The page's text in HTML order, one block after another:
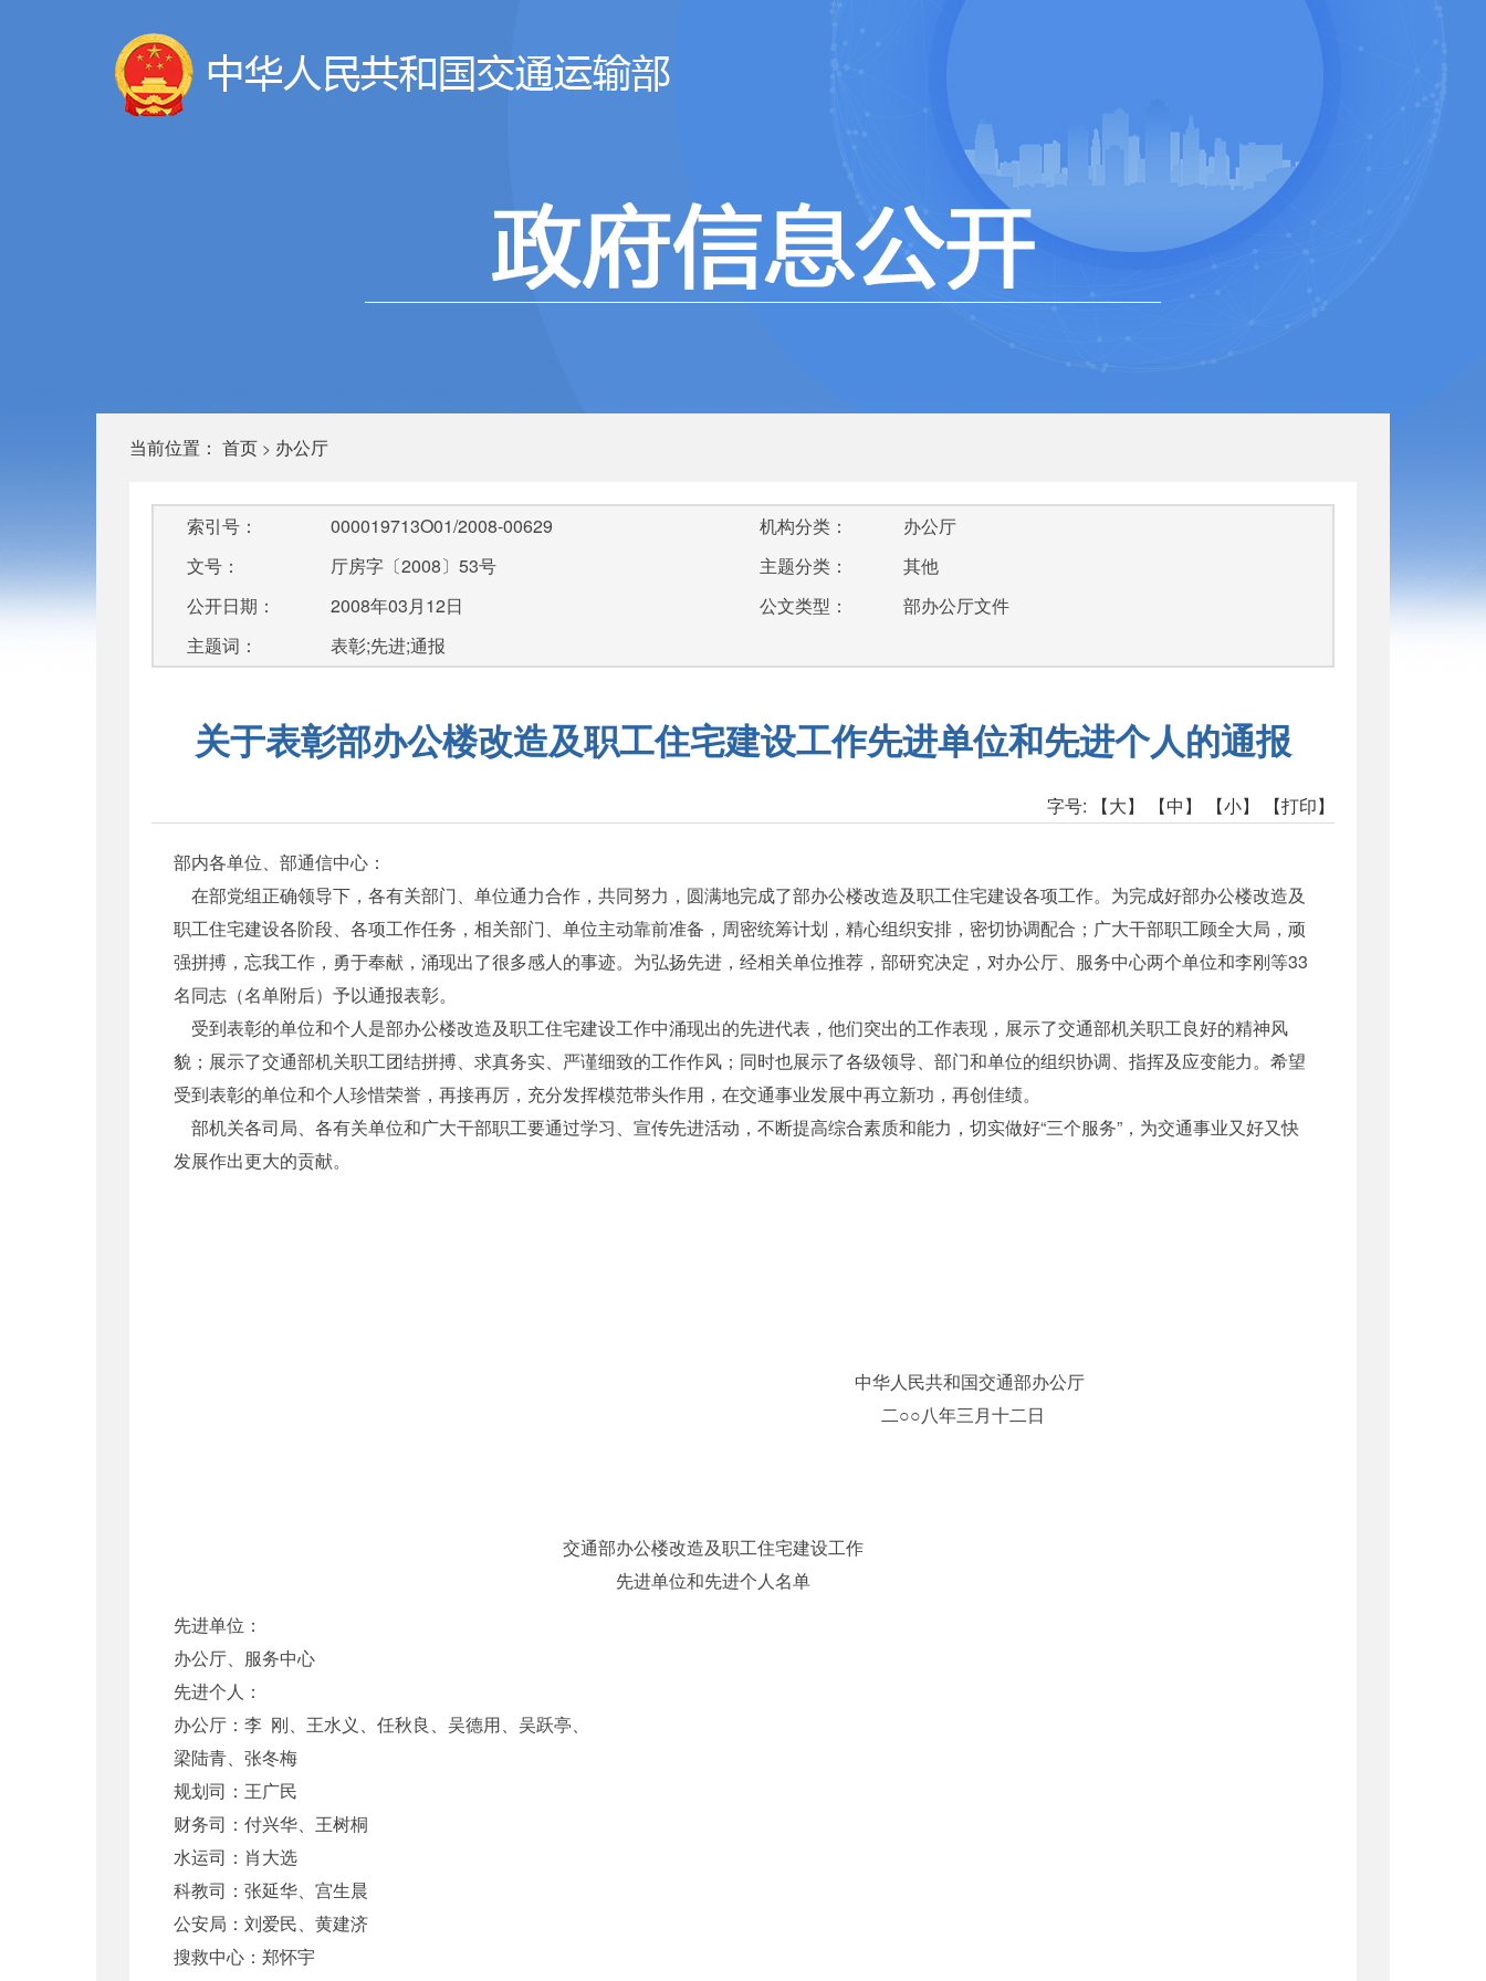
当前位置： 首页 > 办公厅
索引号：
000019713O01/2008-00629
文号：
厅房字〔2008〕53号
公开日期：
2008年03月12日
主题词：
表彰;先进;通报
机构分类：
办公厅
主题分类：
其他
公文类型：
部办公厅文件
关于表彰部办公楼改造及职工住宅建设工作先进单位和先进个人的通报
字号: 【大】 【中】 【小】 【打印】
部内各单位、部通信中心：
在部党组正确领导下，各有关部门、单位通力合作，共同努力，圆满地完成了部办公楼改造及职工住宅建设各项工作。为完成好部办公楼改造及
职工住宅建设各阶段、各项工作任务，相关部门、单位主动靠前准备，周密统筹计划，精心组织安排，密切协调配合；广大干部职工顾全大局，顽
强拼搏，忘我工作，勇于奉献，涌现出了很多感人的事迹。为弘扬先进，经相关单位推荐，部研究决定，对办公厅、服务中心两个单位和李刚等33
名同志（名单附后）予以通报表彰。
受到表彰的单位和个人是部办公楼改造及职工住宅建设工作中涌现出的先进代表，他们突出的工作表现，展示了交通部机关职工良好的精神风
貌；展示了交通部机关职工团结拼搏、求真务实、严谨细致的工作作风；同时也展示了各级领导、部门和单位的组织协调、指挥及应变能力。希望
受到表彰的单位和个人珍惜荣誉，再接再厉，充分发挥模范带头作用，在交通事业发展中再立新功，再创佳绩。
部机关各司局、各有关单位和广大干部职工要通过学习、宣传先进活动，不断提高综合素质和能力，切实做好“三个服务”，为交通事业又好又快
发展作出更大的贡献。
中华人民共和国交通部办公厅
二○○八年三月十二日
交通部办公楼改造及职工住宅建设工作
先进单位和先进个人名单
先进单位：
办公厅、服务中心
先进个人：
办公厅：李 刚、王水义、任秋良、吴德用、吴跃亭、
梁陆青、张冬梅
规划司：王广民
财务司：付兴华、王树桐
水运司：肖大选
科教司：张延华、宫生晨
公安局：刘爱民、黄建济
搜救中心：郑怀宇